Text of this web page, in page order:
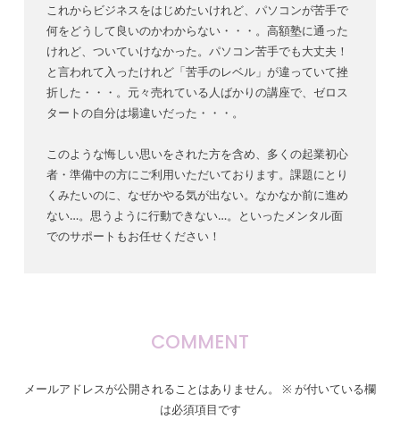
これからビジネスをはじめたいけれど、パソコンが苦手で
何をどうして良いのかわからない・・・。高額塾に通った
けれど、ついていけなかった。パソコン苦手でも大丈夫！
と言われて入ったけれど「苦手のレベル」が違っていて挫
折した・・・。元々売れている人ばかりの講座で、ゼロス
タートの自分は場違いだった・・・。
このような悔しい思いをされた方を含め、多くの起業初心
者・準備中の方にご利用いただいております。課題にとり
くみたいのに、なぜかやる気が出ない。なかなか前に進め
ない…。思うように行動できない…。といったメンタル面
でのサポートもお任せください！
COMMENT
メールアドレスが公開されることはありません。 ※ が付いている欄
は必須項目です